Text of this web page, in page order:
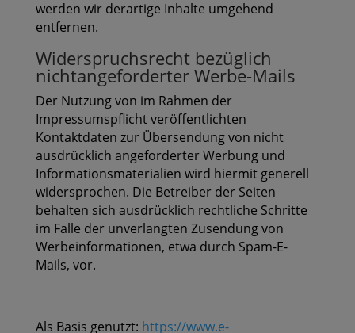
werden wir derartige Inhalte umgehend
entfernen.
Widerspruchsrecht bezüglich
nichtangeforderter Werbe-Mails
Der Nutzung von im Rahmen der
Impressumspflicht veröffentlichten
Kontaktdaten zur Übersendung von nicht
ausdrücklich angeforderter Werbung und
Informationsmaterialien wird hiermit generell
widersprochen. Die Betreiber der Seiten
behalten sich ausdrücklich rechtliche Schritte
im Falle der unverlangten Zusendung von
Werbeinformationen, etwa durch Spam-E-
Mails, vor.
Als Basis genutzt: https://www.e-